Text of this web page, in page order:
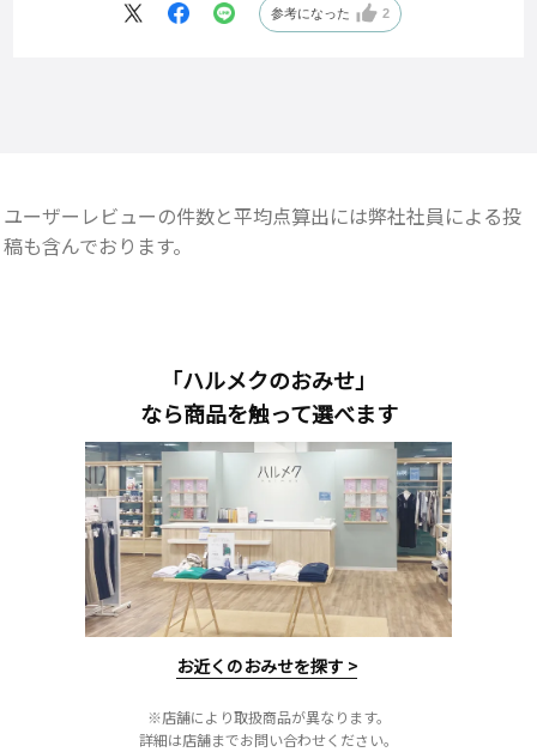
参考になった 2
ユーザーレビューの件数と平均点算出には弊社社員による投
稿も含んでおります。
「ハルメクのおみせ」
なら商品を触って選べます
お近くのおみせを探す >
※店舗により取扱商品が異なります。
詳細は店舗までお問い合わせください。